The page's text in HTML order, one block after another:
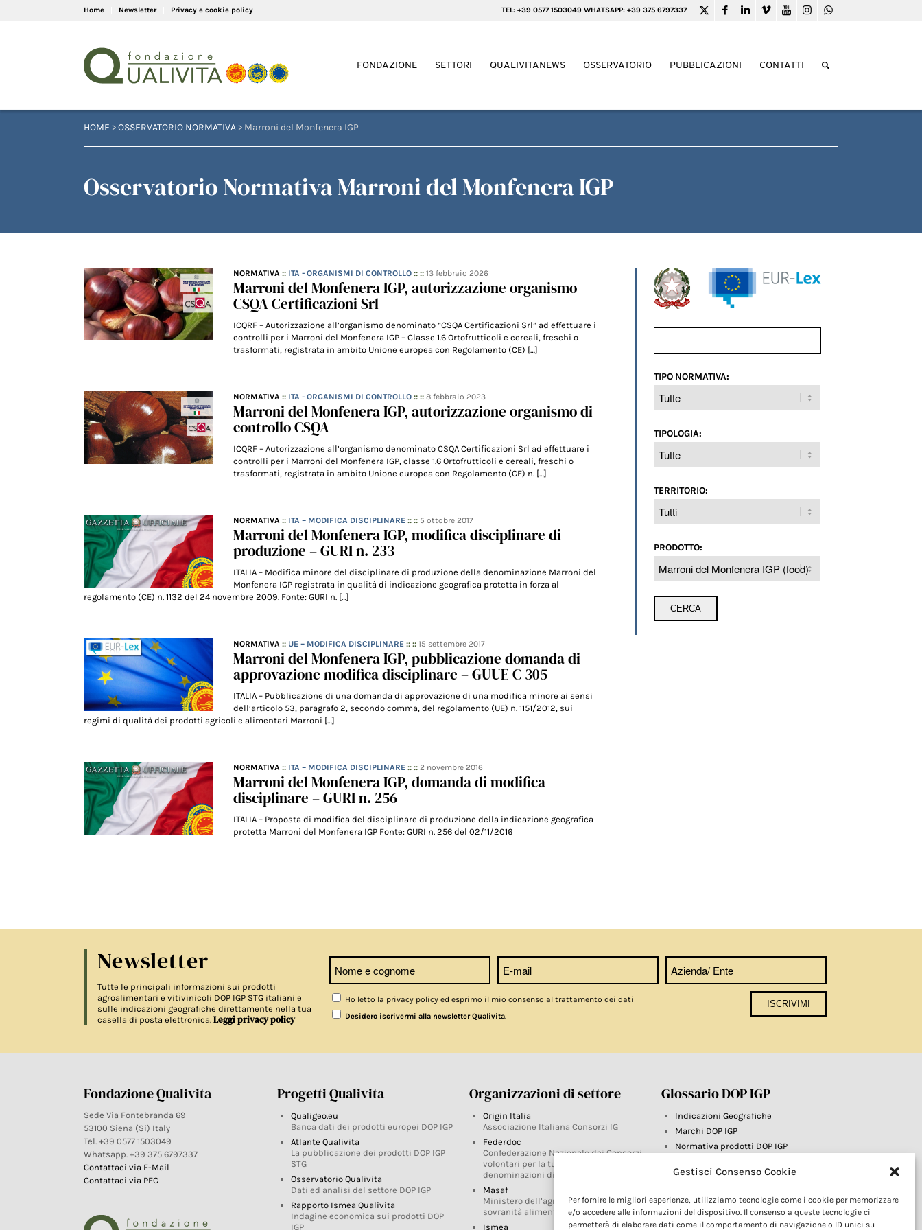
Gestisci Consenso Cookie
Per fornire le migliori esperienze, utilizziamo tecnologie come i cookie per memorizzare
e/o accedere alle informazioni del dispositivo. Il consenso a queste tecnologie ci
permetterà di elaborare dati come il comportamento di navigazione o ID unici su
Home Newsletter Privacy e cookie policy TEL: +39 0577 1503049 WHATSAPP: +39 375 6797337
FONDAZIONE SETTORI QUALIVITANEWS OSSERVATORIO PUBBLICAZIONI CONTATTI
HOME >OSSERVATORIO NORMATIVA > Marroni del Monfenera IGP
Osservatorio Normativa Marroni del Monfenera IGP
NORMATIVA :: ITA - ORGANISMI DI CONTROLLO :: ::13 febbraio 2026
Marroni del Monfenera IGP, autorizzazione organismo
CSQA Certificazioni Srl
ICQRF – Autorizzazione all’organismo denominato “CSQA Certificazioni Srl” ad effettuare i
controlli per i Marroni del Monfenera IGP – Classe 1.6 Ortofrutticoli e cereali, freschi o
trasformati, registrata in ambito Unione europea con Regolamento (CE) […]
NORMATIVA :: ITA - ORGANISMI DI CONTROLLO :: ::8 febbraio 2023
Marroni del Monfenera IGP, autorizzazione organismo di
controllo CSQA
ICQRF – Autorizzazione all’organismo denominato CSQA Certificazioni Srl ad effettuare i
controlli per i Marroni del Monfenera IGP, classe 1.6 Ortofrutticoli e cereali, freschi o
trasformati, registrata in ambito Unione europea con Regolamento (CE) n. […]
NORMATIVA :: ITA – MODIFICA DISCIPLINARE :: :: 5 ottobre 2017
Marroni del Monfenera IGP, modifica disciplinare di
produzione – GURI n. 233
ITALIA – Modifica minore del disciplinare di produzione della denominazione Marroni del
Monfenera IGP registrata in qualità di indicazione geografica protetta in forza al
regolamento (CE) n. 1132 del 24 novembre 2009. Fonte: GURI n. […]
NORMATIVA :: UE – MODIFICA DISCIPLINARE :: ::15 settembre 2017
Marroni del Monfenera IGP, pubblicazione domanda di
approvazione modifica disciplinare – GUUE C 305
ITALIA – Pubblicazione di una domanda di approvazione di una modifica minore ai sensi
dell’articolo 53, paragrafo 2, secondo comma, del regolamento (UE) n. 1151/2012, sui
regimi di qualità dei prodotti agricoli e alimentari Marroni […]
NORMATIVA :: ITA – MODIFICA DISCIPLINARE :: ::2 novembre 2016
Marroni del Monfenera IGP, domanda di modifica
disciplinare – GURI n. 256
ITALIA – Proposta di modifica del disciplinare di produzione della indicazione geografica
protetta Marroni del Monfenera IGP Fonte: GURI n. 256 del 02/11/2016
TIPO NORMATIVA:
TIPOLOGIA:
TERRITORIO:
PRODOTTO:
Newsletter
Tutte le principali informazioni sui prodotti
agroalimentari e vitivinicoli DOP IGP STG italiani e
sulle indicazioni geografiche direttamente nella tua
casella di posta elettronica. Leggi privacy policy
Ho letto la privacy policy ed esprimo il mio consenso al trattamento dei dati
Desidero iscrivermi alla newsletter Qualivita.
Fondazione Qualivita
Sede Via Fontebranda 69
53100 Siena (Si) Italy
Tel. +39 0577 1503049
Whatsapp. +39 375 6797337
Contattaci via E-Mail
Contattaci via PEC
Progetti Qualivita
Qualigeo.eu
Banca dati dei prodotti europei DOP IGP
Atlante Qualivita
La pubblicazione dei prodotti DOP IGP
STG
Osservatorio Qualivita
Dati ed analisi del settore DOP IGP
Rapporto Ismea Qualivita
Indagine economica sui prodotti DOP
IGP
Organizzazioni di settore
Origin Italia
Associazione Italiana Consorzi IG
Federdoc
Confederazione Nazionale dei Consorzi
volontari per la tutela delle
denominazioni di origine
Masaf
Ministero dell’agricoltura, della
sovranità alimentare e delle foreste
Ismea
Glossario DOP IGP
Indicazioni Geografiche
Marchi DOP IGP
Normativa prodotti DOP IGP
Farm To Fork e prodotti DOP IGP
Riforma Sistema IG
Turismo DOP